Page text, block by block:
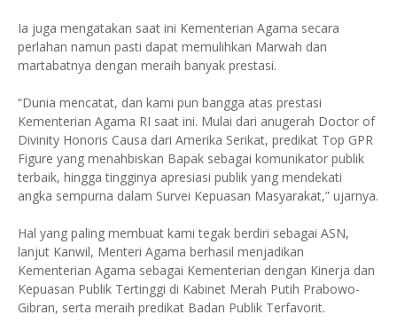
Ia juga mengatakan saat ini Kementerian Agama secara
perlahan namun pasti dapat memulihkan Marwah dan
martabatnya dengan meraih banyak prestasi.
“Dunia mencatat, dan kami pun bangga atas prestasi
Kementerian Agama RI saat ini. Mulai dari anugerah Doctor of
Divinity Honoris Causa dari Amerika Serikat, predikat Top GPR
Figure yang menahbiskan Bapak sebagai komunikator publik
terbaik, hingga tingginya apresiasi publik yang mendekati
angka sempurna dalam Survei Kepuasan Masyarakat,” ujarnya.
Hal yang paling membuat kami tegak berdiri sebagai ASN,
lanjut Kanwil, Menteri Agama berhasil menjadikan
Kementerian Agama sebagai Kementerian dengan Kinerja dan
Kepuasan Publik Tertinggi di Kabinet Merah Putih Prabowo-
Gibran, serta meraih predikat Badan Publik Terfavorit.